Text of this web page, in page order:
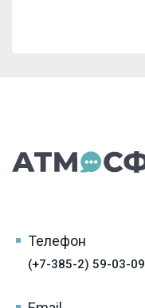
Телефон
(+7-385-2) 59-03-09